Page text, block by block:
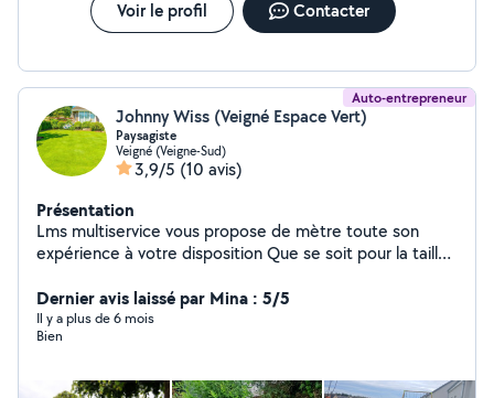
Voir le profil Contacter
Auto-entrepreneur
Johnny Wiss (Veigné Espace Vert)
Paysagiste
Veigné (Veigne-Sud)
3,9/5 (10 avis)
Présentation
Lms multiservice vous propose de mètre toute son
expérience à votre disposition Que se soit pour la taille
Tonte de vos pelouses Deduction d impot de 50% du
montant de la facture
Dernier avis laissé par Mina : 5/5
Il y a plus de 6 mois
Bien